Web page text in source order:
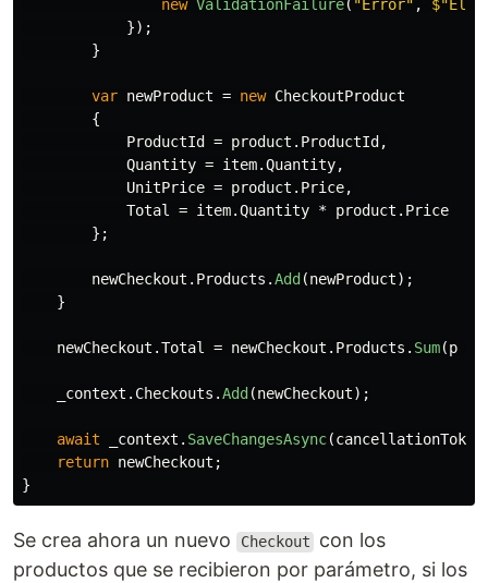
new ValidationFailure( "Error" ,
$"El
});
}
var newProduct = new CheckoutProduct
{
ProductId
= product . ProductId ,
Quantity = item.Quantity,
UnitPrice = product . Price,
Total = item.Quantity * product . Price
};
newCheckout . Products .Add (newProduct);
}
newCheckout .Total = newCheckout . Products . Sum(p
_context . Checkouts .Add (newCheckout);
await _context . SaveChangesAsync(cancellationToken
return newCheckout ;
}
Se crea ahora un nuevo Checkout
con los
productos que se recibieron por parámetro, si los